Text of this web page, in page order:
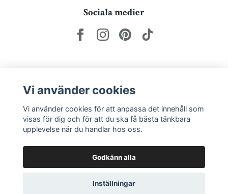
Sociala medier
Prenumerera
Vi använder cookies
Vi använder cookies för att anpassa det innehåll som
visas för dig och för att du ska få bästa tänkbara
upplevelse när du handlar hos oss.
Godkänn alla
Inställningar